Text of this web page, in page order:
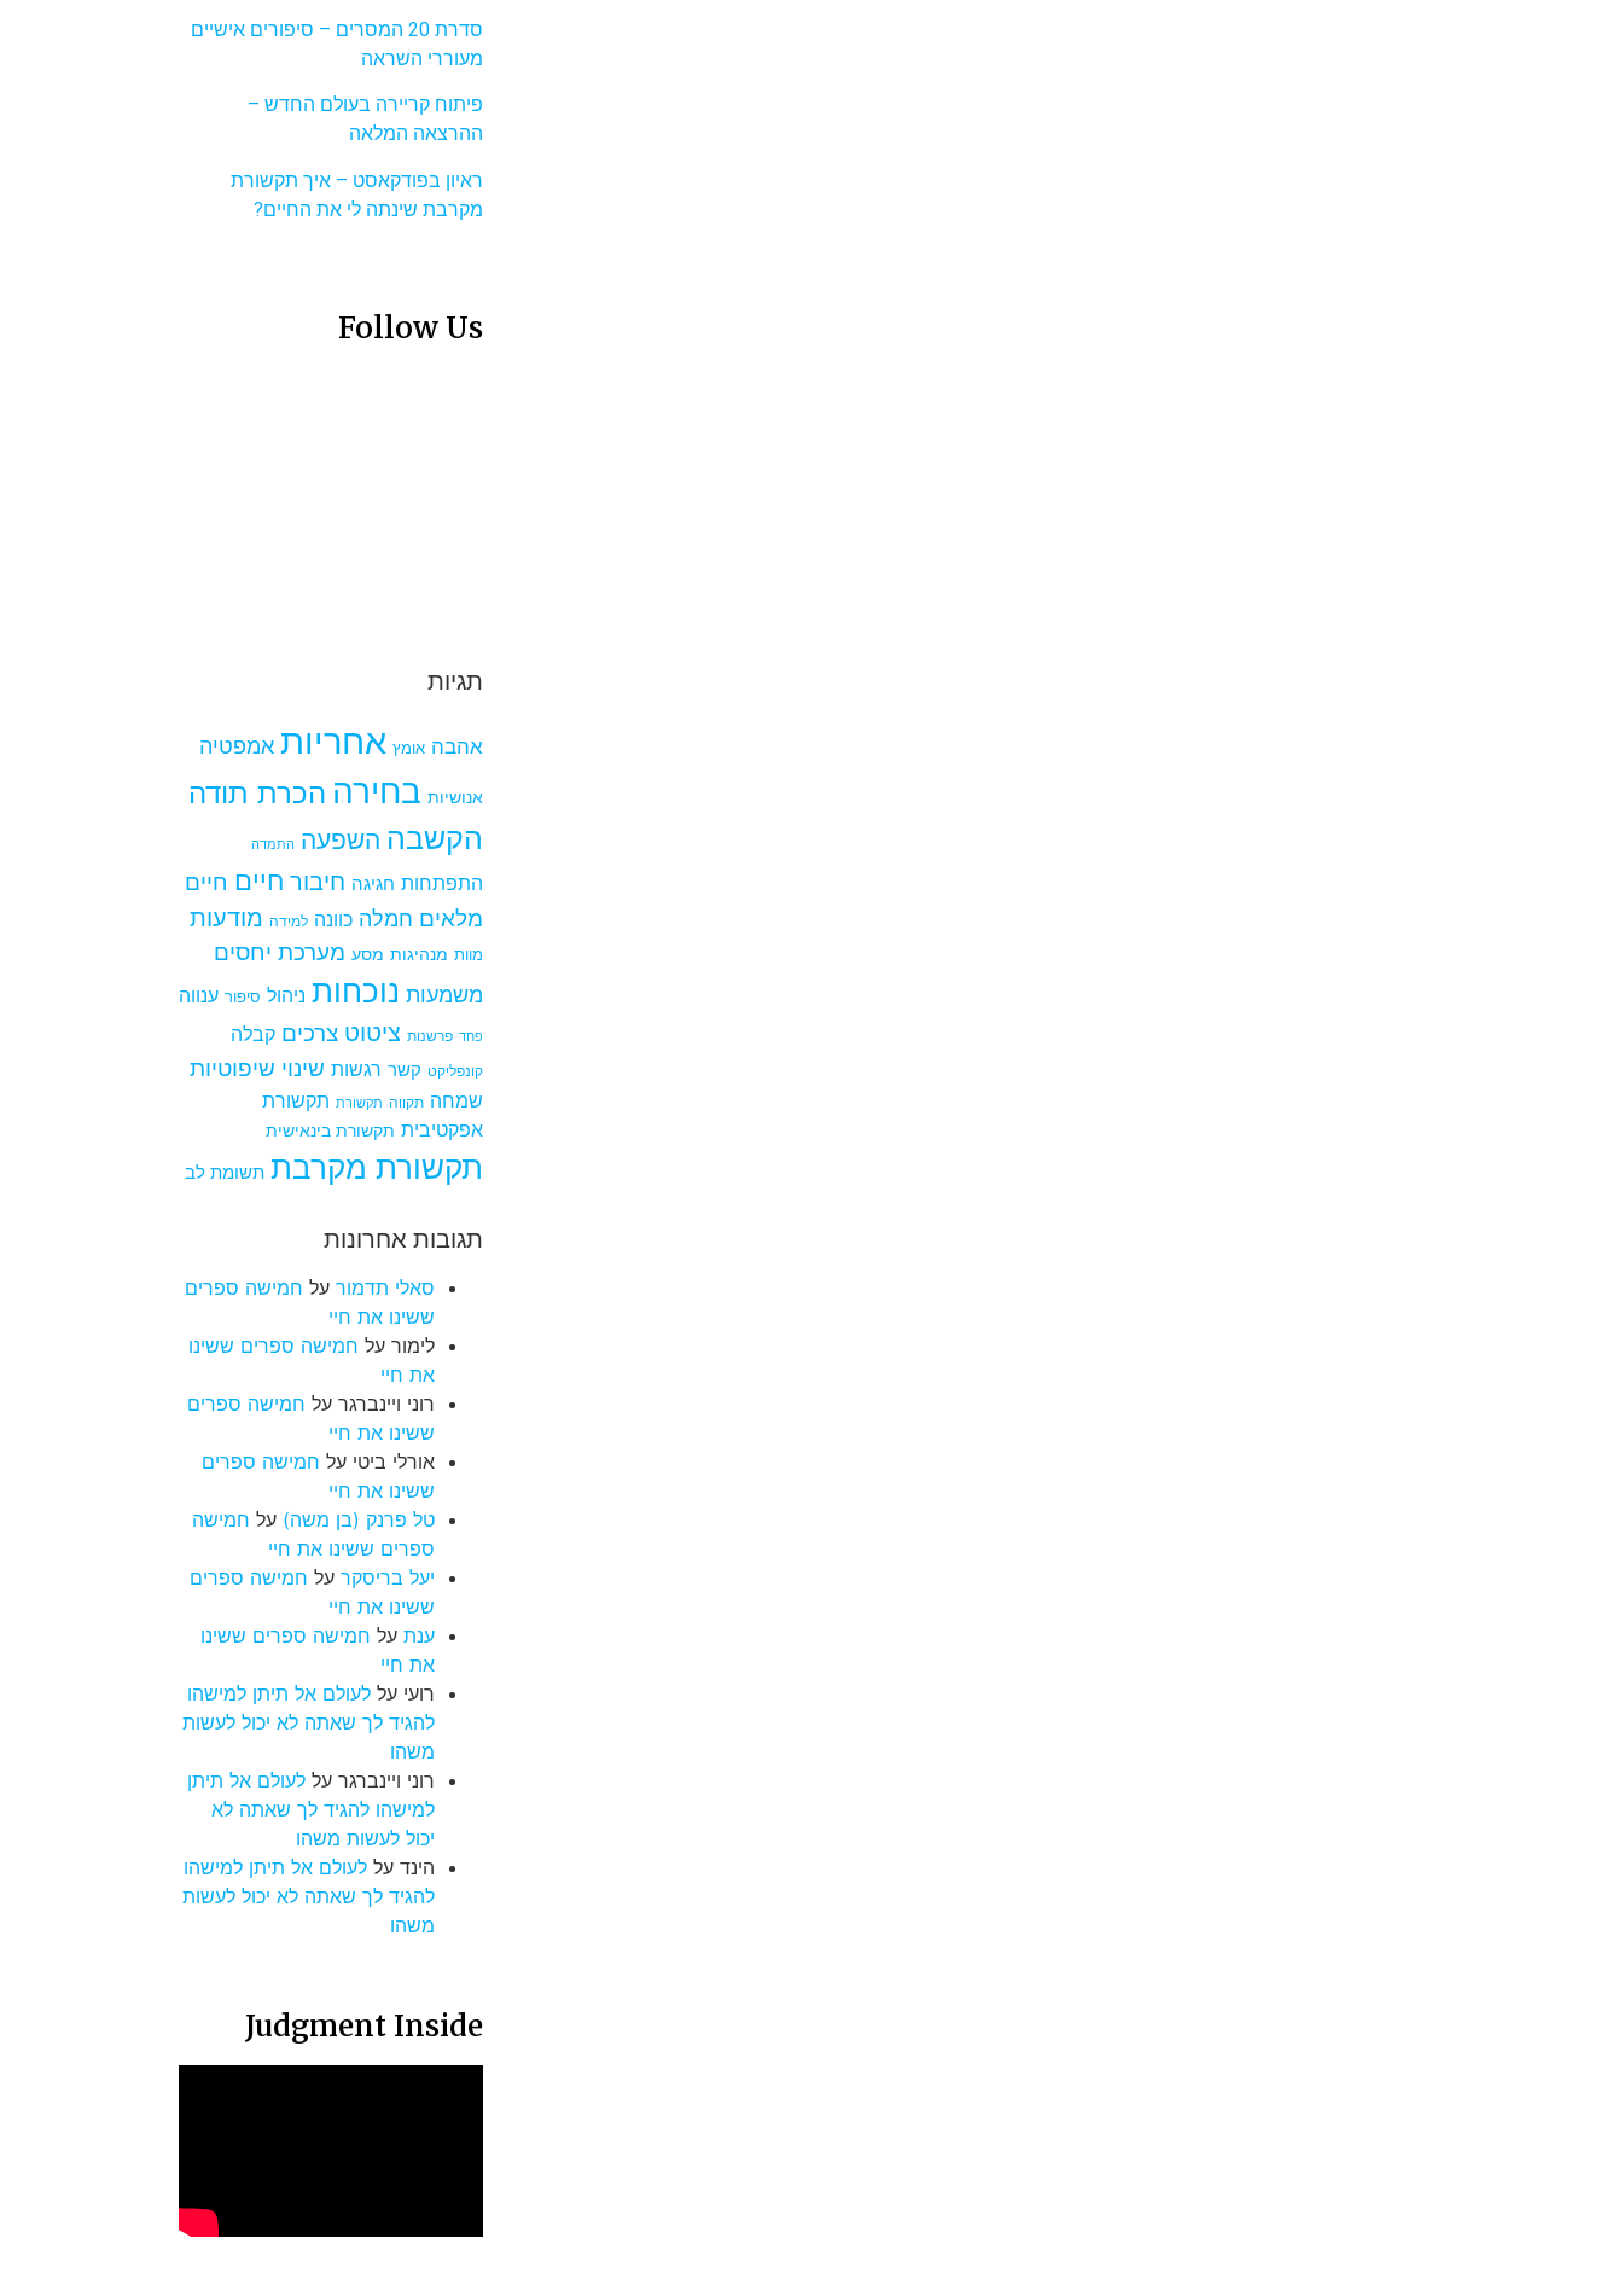
סדרת 20 המסרים – סיפורים אישיים
מעוררי השראה
פיתוח קריירה בעולם החדש –
ההרצאה המלאה
ראיון בפודקאסט – איך תקשורת
מקרבת שינתה לי את החיים?
Follow Us
תגיות
אהבה אומץ אחריות אמפטיה
אנושיות בחירה הכרת תודה
הקשבה השפעה התמדה
התפתחות חגיגה חיבור חיים חיים
מלאים חמלה כוונה למידה מודעות
מוות מנהיגות מסע מערכת יחסים
משמעות נוכחות ניהול סיפור ענווה
פחד פרשנות ציטוט צרכים קבלה
קונפליקט קשר רגשות שינוי שיפוטיות
שמחה תקווה תקשורת תקשורת
אפקטיבית תקשורת בינאישית
תקשורת מקרבת תשומת לב
תגובות אחרונות
סאלי תדמור על חמישה ספרים
ששינו את חיי
לימור על חמישה ספרים ששינו
את חיי
רוני ויינברגר על חמישה ספרים
ששינו את חיי
אורלי ביטי על חמישה ספרים
ששינו את חיי
טל פרנק (בן משה) על חמישה
ספרים ששינו את חיי
יעל בריסקר על חמישה ספרים
ששינו את חיי
ענת על חמישה ספרים ששינו
את חיי
רועי עללעולם אל תיתן למישהו
להגיד לך שאתה לא יכול לעשות
משהו
רוני ויינברגר עללעולם אל תיתן
למישהו להגיד לך שאתה לא
יכול לעשות משהו
הינד עללעולם אל תיתן למישהו
להגיד לך שאתה לא יכול לעשות
משהו
Judgment Inside